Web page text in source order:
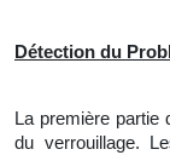
Détection du
La première partie
du verrouillage.